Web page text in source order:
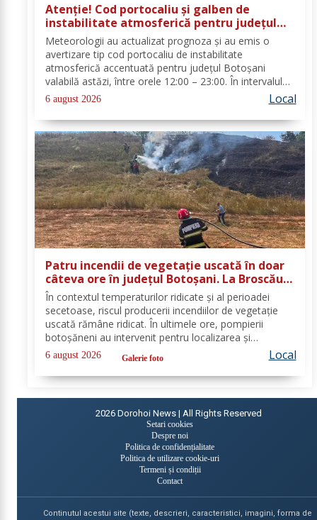
Atenție! Cod portocaliu și galben de
instabilitate atmosferică pentru județul
Botoșani
Meteorologii au actualizat prognoza și au emis o
avertizare tip cod portocaliu de instabilitate
atmosferică accentuată pentru județul Botoșani
valabilă astăzi, între orele 12:00 – 23:00. În intervalul
menționat vor fi perioade cu instabilitate atmosferică
accentuată ce se va manifesta prin...
6 august 2026 Local
Patru incendii de vegetație uscată în doar
câteva ore în județul Botoșani. La Broscăuți
a ars un hectar de vegetație
În contextul temperaturilor ridicate și al perioadei
secetoase, riscul producerii incendiilor de vegetație
uscată rămâne ridicat. În ultimele ore, pompierii
botoșăneni au intervenit pentru localizarea și
lichidarea a patru incendii de vegetație uscată,
produse în următoarele localități: Broscăuți –...
6 august 2026 Galerie foto Local
2026 Dorohoi News | All Rights Reserved
Setari cookies
Despre noi
Politica de confidențialitate
Politica de utilizare cookie-uri
Termeni și condiții
Contact
Continutul acestui site (texte, descrieri, caracteristici, imagini, forma de